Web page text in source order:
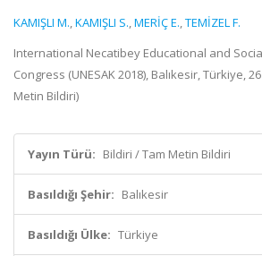
KAMIŞLI M.,KAMIŞLI S.,MERİÇ E.,TEMİZEL F.
International Necatibey Educational and
Congress (UNESAK 2018), Balıkesir, Türkiye,
Metin Bildiri)
Yayın Türü: Bildiri / Tam Metin Bildiri
Basıldığı Şehir: Balıkesir
Basıldığı Ülke: Türkiye